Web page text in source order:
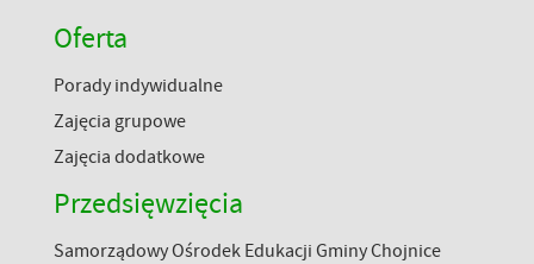
Oferta
Porady indywidualne
Zajęcia grupowe
Zajęcia dodatkowe
Przedsięwzięcia
Samorządowy Ośrodek Edukacji Gminy Chojnice